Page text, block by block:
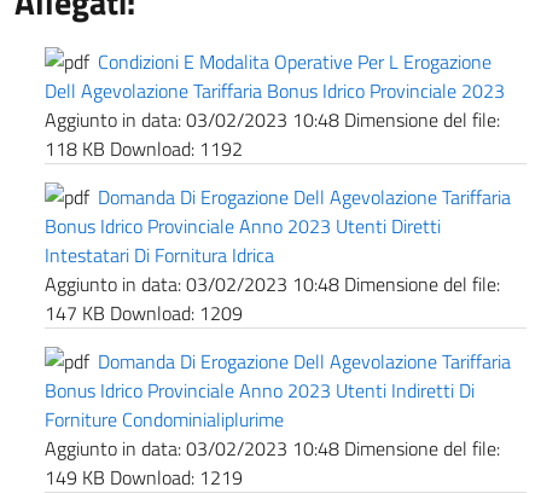
Condizioni E Modalita Operative Per L Erogazione
Dell Agevolazione Tariffaria Bonus Idrico Provinciale 2023
Aggiunto in data:03/02/2023 10:48 Dimensione del file:
118 KB Download: 1192
Domanda Di Erogazione Dell Agevolazione Tariffaria
Bonus Idrico Provinciale Anno 2023 Utenti Diretti
Intestatari Di Fornitura Idrica
Aggiunto in data:03/02/2023 10:48 Dimensione del file:
147 KB Download: 1209
Domanda Di Erogazione Dell Agevolazione Tariffaria
Bonus Idrico Provinciale Anno 2023 Utenti Indiretti Di
Forniture Condominialiplurime
Aggiunto in data:03/02/2023 10:48 Dimensione del file:
149 KB Download: 1219